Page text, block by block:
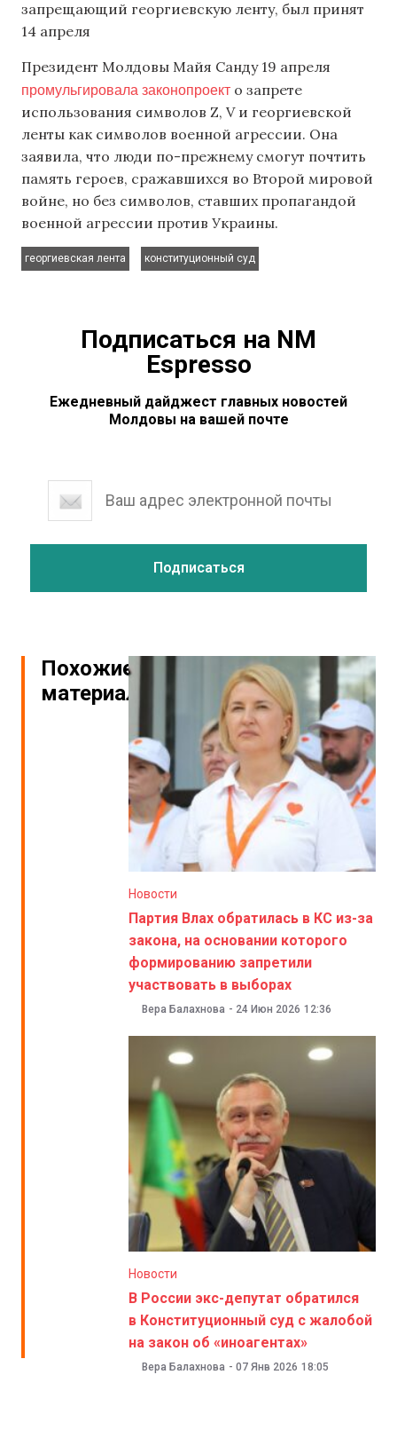
запрещающий георгиевскую ленту, был принят
14 апреля
Президент Молдовы Майя Санду 19 апреля
промульгировала законопроект о запрете
использования символов Z, V и георгиевской
ленты как символов военной агрессии. Она
заявила, что люди по-прежнему смогут почтить
память героев, сражавшихся во Второй мировой
войне, но без символов, ставших пропагандой
военной агрессии против Украины.
георгиевская лента
конституционный суд
Подписаться на NM
Espresso
Ежедневный дайджест главных новостей
Молдовы на вашей почте
Похожие
материалы
Новости
Партия Влах обратилась в КС из-за
закона, на основании которого
формированию запретили
участвовать в выборах
Вера Балахнова - 24 Июн 2026 12:36
Новости
В России экс-депутат обратился
в Конституционный суд с жалобой
на закон об «иноагентах»
Вера Балахнова - 07 Янв 2026 18:05